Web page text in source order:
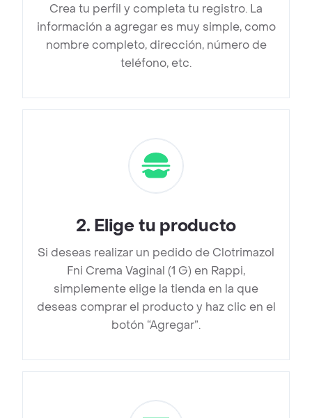
Crea tu perfil y completa tu registro. La
información a agregar es muy simple, como
nombre completo, dirección, número de
teléfono, etc.
2. Elige tu producto
Si deseas realizar un pedido de Clotrimazol
Fni Crema Vaginal (1 G) en Rappi,
simplemente elige la tienda en la que
deseas comprar el producto y haz clic en el
botón “Agregar”.